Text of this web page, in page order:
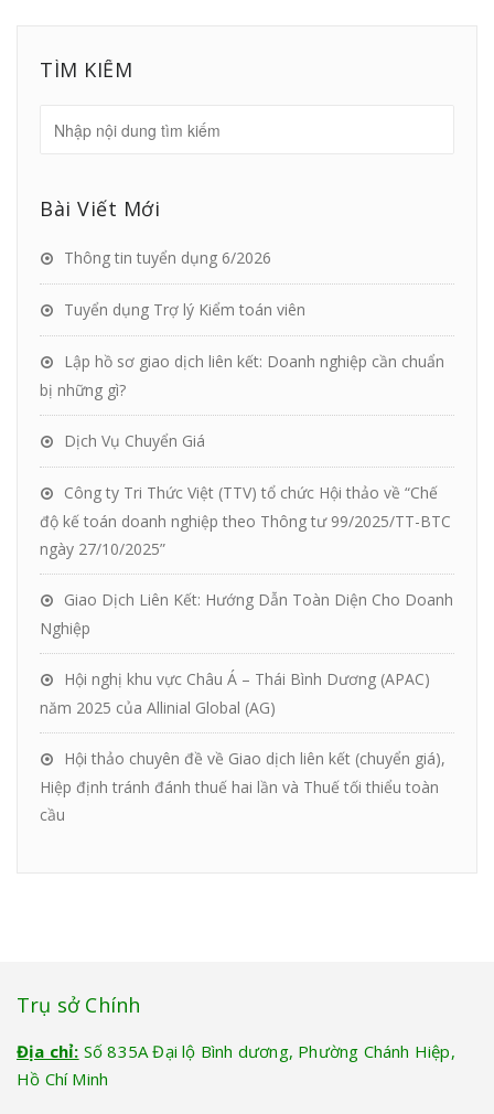
TÌM KIẾM
Bài Viết Mới
Thông tin tuyển dụng 6/2026
Tuyển dụng Trợ lý Kiểm toán viên
Lập hồ sơ giao dịch liên kết: Doanh nghiệp cần chuẩn
bị những gì?
Dịch Vụ Chuyển Giá
Công ty Tri Thức Việt (TTV) tổ chức Hội thảo về “Chế
độ kế toán doanh nghiệp theo Thông tư 99/2025/TT-BTC
ngày 27/10/2025”
Giao Dịch Liên Kết: Hướng Dẫn Toàn Diện Cho Doanh
Nghiệp
Hội nghị khu vực Châu Á – Thái Bình Dương (APAC)
năm 2025 của Allinial Global (AG)
Hội thảo chuyên đề về Giao dịch liên kết (chuyển giá),
Hiệp định tránh đánh thuế hai lần và Thuế tối thiểu toàn
cầu
Trụ sở Chính
Địa chỉ: Số 835A Đại lộ Bình dương, Phường Chánh Hiệp,
Hồ Chí Minh